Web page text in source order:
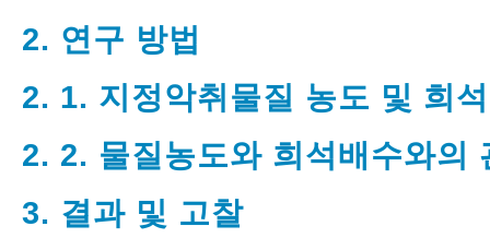
2. 연구 방법
2. 1. 지정악취물질 농도 및 희
2. 2. 물질농도와 희석배수와의
3. 결과 및 고찰